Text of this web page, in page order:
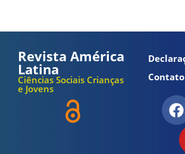
Revista América
Latina
Ciências Sociais Crianças
e Jovens
Contato